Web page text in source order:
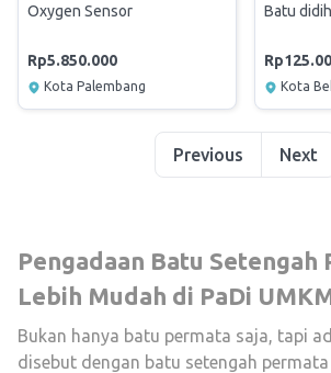
Oxygen Sensor
Rp5.850.000
Kota Palembang
Batu
Kota
Previous Next
Pengadaan Batu Setengah
Lebih Mudah di PaDi
Bukan hanya batu permata saja, tapi
disebut dengan batu setengah